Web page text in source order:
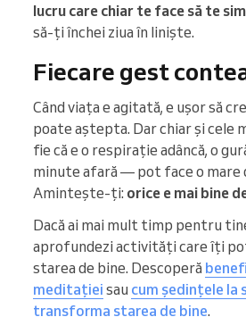
lucru care chiar te face să te
să-ți închei ziua în liniște.
Fiecare gest
Când viața e agitată, e ușor să
poate aștepta. Dar chiar și
fie că e o respirație adâncă, o
minute afară — pot face o
Amintește-ți: orice e mai bine
Dacă ai mai mult timp pentru
aprofundezi activități care îți
starea de bine. Descoperă
meditației sau cum ședințele la
transforma starea de bine.